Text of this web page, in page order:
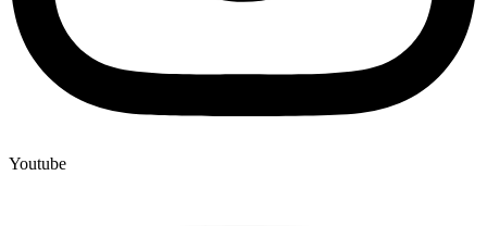
Youtube